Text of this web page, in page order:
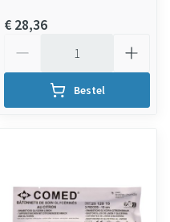
€ 28,36
Bestel